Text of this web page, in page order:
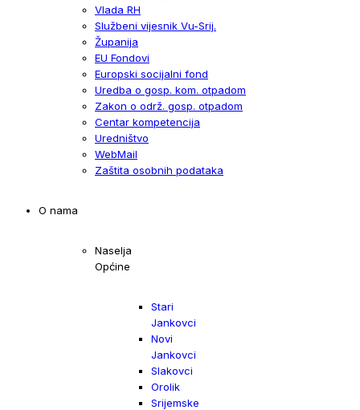
Vlada RH
Službeni vijesnik Vu-Srij.
Županija
EU Fondovi
Europski socijalni fond
Uredba o gosp. kom. otpadom
Zakon o održ. gosp. otpadom
Centar kompetencija
Uredništvo
WebMail
Zaštita osobnih podataka
O nama
Naselja
Općine
Stari
Jankovci
Novi
Jankovci
Slakovci
Orolik
Srijemske